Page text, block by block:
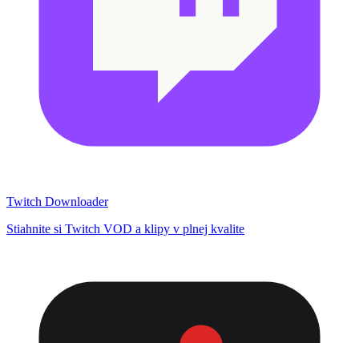
Twitch Downloader
Stiahnite si Twitch VOD a klipy v plnej kvalite